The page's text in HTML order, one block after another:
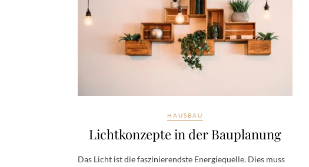
HAUSBAU
Lichtkonzepte in der Bauplanung
Das Licht ist die faszinierendste Energiequelle. Dies muss